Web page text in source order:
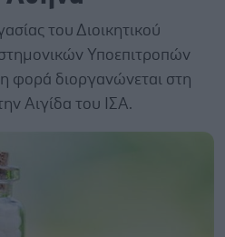
του Διοικητικού
Υποεπιτροπών
φορά διοργανώνεται στη
Αιγίδα του ΙΣΑ.